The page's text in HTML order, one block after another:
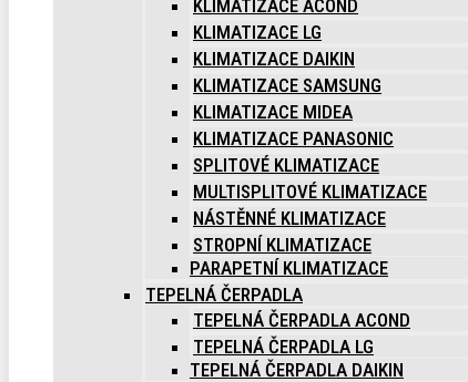
KLIMATIZACE ACOND
KLIMATIZACE LG
KLIMATIZACE DAIKIN
KLIMATIZACE SAMSUNG
KLIMATIZACE MIDEA
KLIMATIZACE PANASONIC
SPLITOVÉ KLIMATIZACE
MULTISPLITOVÉ KLIMATIZACE
NÁSTĚNNÉ KLIMATIZACE
STROPNÍ KLIMATIZACE
PARAPETNÍ KLIMATIZACE
TEPELNÁ ČERPADLA
TEPELNÁ ČERPADLA ACOND
TEPELNÁ ČERPADLA LG
TEPELNÁ ČERPADLA DAIKIN